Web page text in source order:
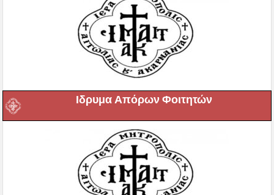
Ιδρυμα Απόρων Φοιτητών